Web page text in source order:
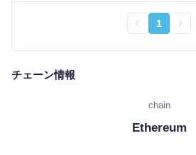
1
チェーン情報
chain
Ethereum